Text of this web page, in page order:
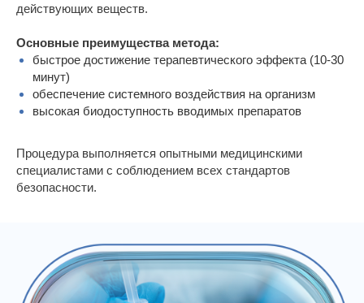
действующих веществ.
Основные преимущества метода:
быстрое достижение терапевтического эффекта (10-30
минут)
обеспечение системного воздействия на организм
высокая биодоступность вводимых препаратов
Процедура выполняется опытными медицинскими
специалистами с соблюдением всех стандартов
безопасности.